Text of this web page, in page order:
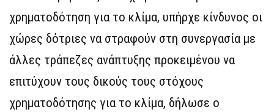
χρηματοδότηση για το κλίμα, υπήρχε κίνδυνος οι
χώρες δότριες να στραφούν στη συνεργασία με
άλλες τράπεζες ανάπτυξης προκειμένου να
επιτύχουν τους δικούς τους στόχους
χρηματοδότησης για το κλίμα, δήλωσε ο